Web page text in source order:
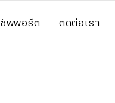
ซัพพอร์ต ติดต่อเรา